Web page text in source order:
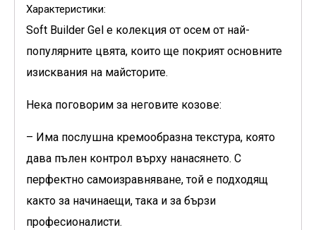
Характеристики:
Soft Builder Gel е колекция от осем от най-
популярните цвята, които ще покрият основните
изисквания на майсторите.
Нека поговорим за неговите козове:
– Има послушна кремообразна текстура, която
дава пълен контрол върху нанасянето. С
перфектно самоизравняване, той е подходящ
както за начинаещи, така и за бързи
професионалисти.